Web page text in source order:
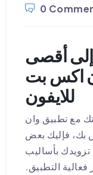
0
أقصى
اكس بت
للايفون
مع تطبيق وان
بك، فإليك بعض
تزويدك بأساليب
التطبيق.